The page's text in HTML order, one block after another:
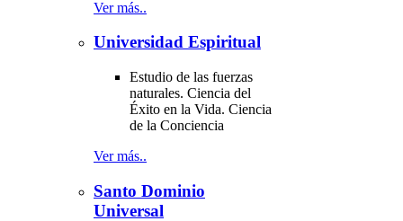
Ver más..
Universidad Espiritual
Estudio de las fuerzas
naturales. Ciencia del
Éxito en la Vida. Ciencia
de la Conciencia
Ver más..
Santo Dominio
Universal